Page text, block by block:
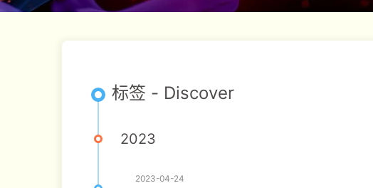
标签 - Discover
2023
2023-04-24